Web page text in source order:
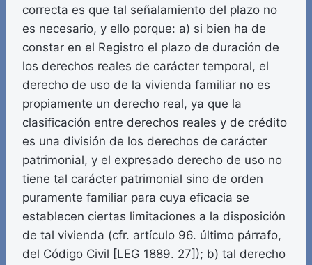
correcta es que tal señalamiento del plazo no
es necesario, y ello porque: a) si bien ha de
constar en el Registro el plazo de duración de
los derechos reales de carácter temporal, el
derecho de uso de la vivienda familiar no es
propiamente un derecho real, ya que la
clasificación entre derechos reales y de crédito
es una división de los derechos de carácter
patrimonial, y el expresado derecho de uso no
tiene tal carácter patrimonial sino de orden
puramente familiar para cuya eficacia se
establecen ciertas limitaciones a la disposición
de tal vivienda (cfr. artículo 96. último párrafo,
del Código Civil [LEG 1889. 27]); b) tal derecho